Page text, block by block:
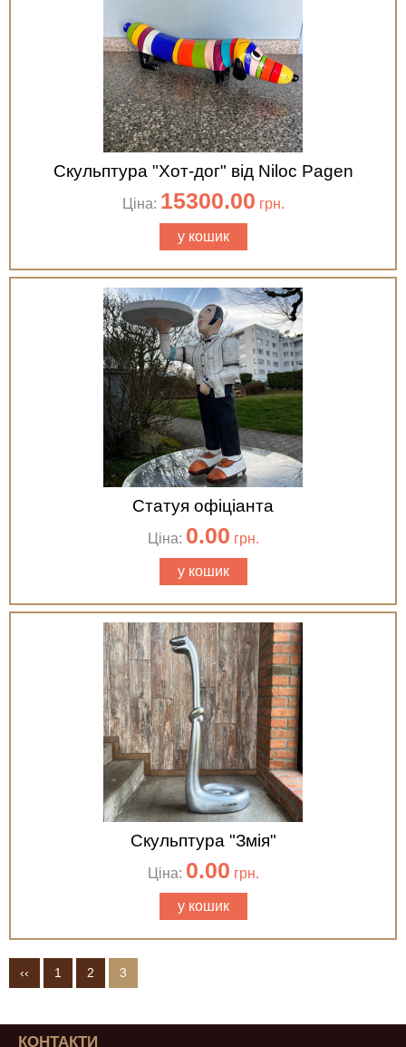
Скульптура "Хот-дог" від Niloc Pagen
Ціна: 15300.00 грн.
у кошик
Статуя офіціанта
Ціна: 0.00 грн.
у кошик
Скульптура "Змія"
Ціна: 0.00 грн.
у кошик
‹‹ 1 2 3
КОНТАКТИ